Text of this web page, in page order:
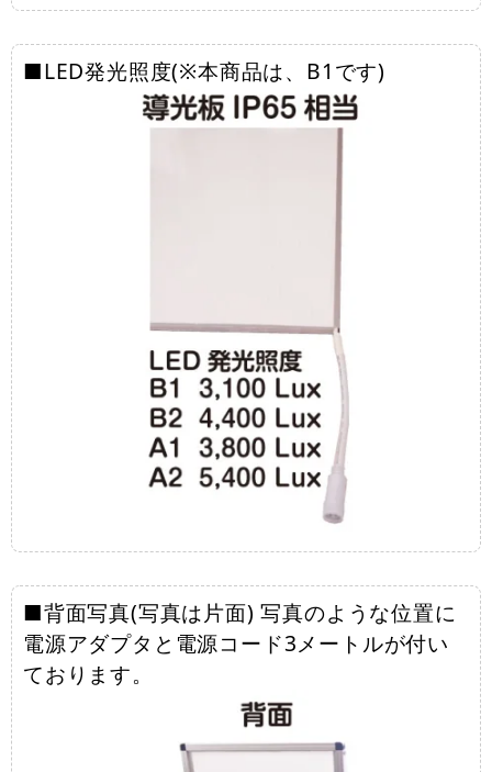
■LED発光照度(※本商品は、B1です)
■背面写真(写真は片面) 写真のような位置に
電源アダプタと電源コード3メートルが付い
ております。